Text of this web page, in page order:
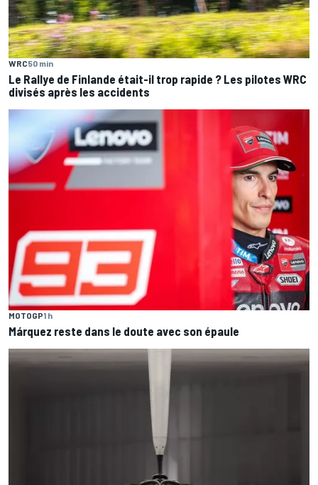
WRC50 min
Le Rallye de Finlande était-il trop rapide ? Les pilotes WRC
divisés après les accidents
MOTOGP1 h
Márquez reste dans le doute avec son épaule